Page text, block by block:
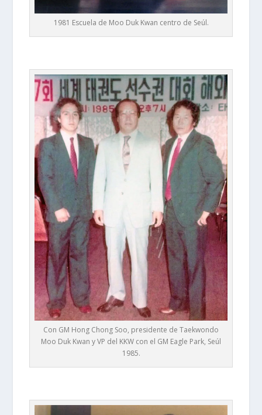
1981 Escuela de Moo Duk Kwan centro de Seúl.
Con GM Hong Chong Soo, presidente de Taekwondo
Moo Duk Kwan y VP del KKW con el GM Eagle Park, Seúl
1985.